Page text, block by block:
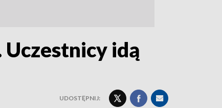
idą
UDOSTĘPNIJ: